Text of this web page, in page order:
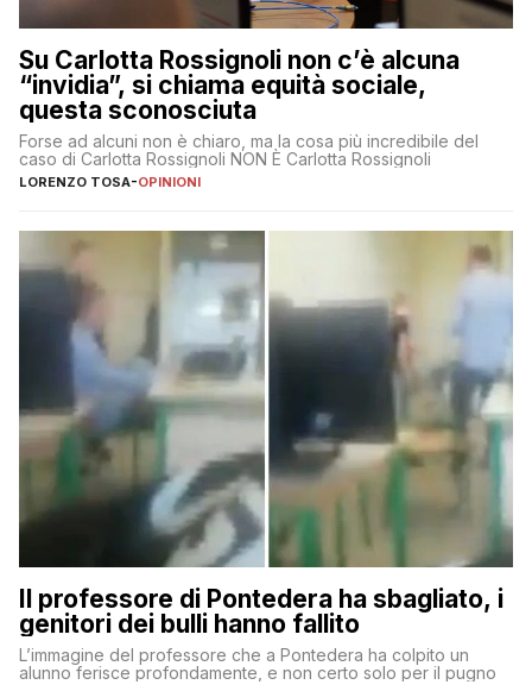
Su Carlotta Rossignoli non c’è alcuna
“invidia”, si chiama equità sociale,
questa sconosciuta
Forse ad alcuni non è chiaro, ma la cosa più incredibile del
caso di Carlotta Rossignoli NON È Carlotta Rossignoli
LORENZO TOSA-OPINIONI
Il professore di Pontedera ha sbagliato, i
genitori dei bulli hanno fallito
L’immagine del professore che a Pontedera ha colpito un
alunno ferisce profondamente, e non certo solo per il pugno